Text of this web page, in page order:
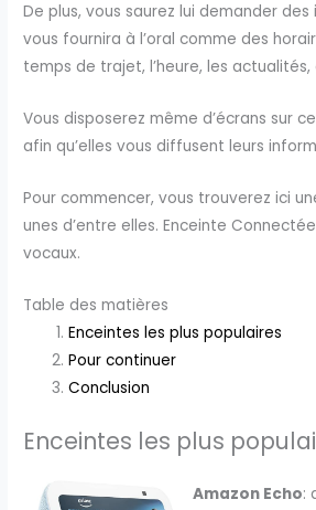
De plus, vous saurez lui demander des
vous fournira à l’oral comme des
temps de trajet, l’heure, les
Vous disposerez même d’écrans sur
afin qu’elles vous diffusent leurs
Pour commencer, vous trouverez ici
unes d’entre elles. Enceinte
vocaux.
Table des matières
Enceintes les plus populaires
Pour continuer
Conclusion
Enceintes les plus
Amazon Echo: